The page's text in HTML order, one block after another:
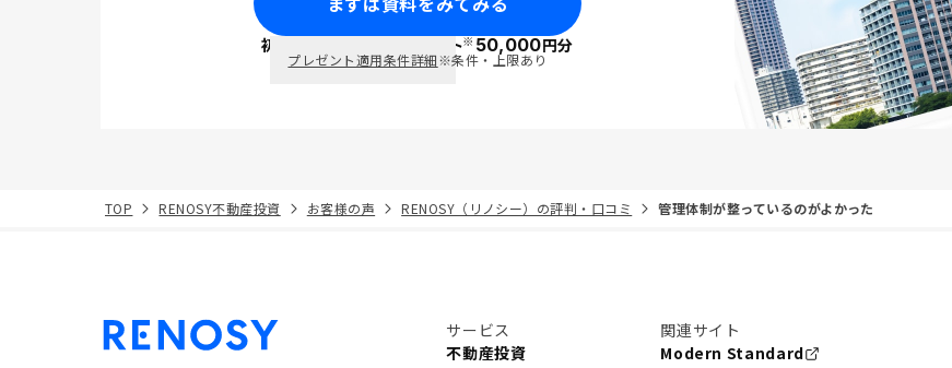
初回面談で ポイント※50,000円分
プレゼント適用条件詳細※条件・上限あり
TOP RENOSY不動産投資 お客様の声 RENOSY（リノシー）の評判・口コミ 管理体制が整っているのがよかった
サービス
不動産投資
関連サイト
Modern Standard